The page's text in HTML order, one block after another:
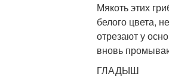
Мякоть этих
белого цвета,
отрезают у
вновь
ГЛАДЫШ